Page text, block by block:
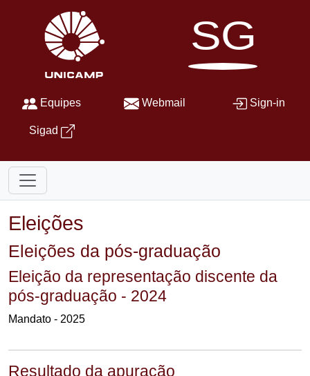
SG
Equipes Webmail Sign-in
Sigad
Eleições
Eleições da pós-graduação
Eleição da representação discente da
pós-graduação - 2024
Mandato - 2025
Resultado da apuração